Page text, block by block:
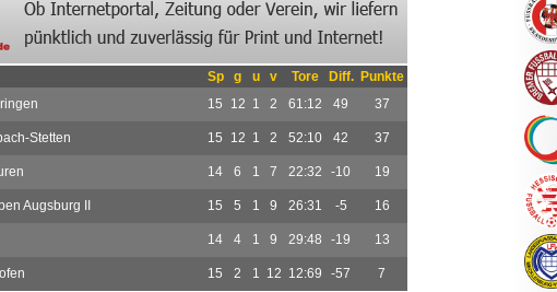
Sp g u v Tore Diff.
Punkte
15 12 1 2 61:12 49 37
Stetten 15 12 1 2 52:10 42 37
14 6 1 7 22:32 -10 19
Augsburg II 15 5 1 9 26:31 -5 16
14 4 1 9 29:48 -19 13
15 2 1 12 12:69 -57 7